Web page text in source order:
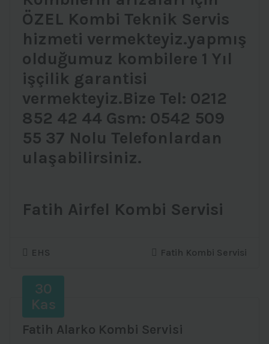
ÖZEL Kombi Teknik Servis
hizmeti vermekteyiz.yapmış
olduğumuz kombilere 1 Yıl
işçilik garantisi
vermekteyiz.Bize Tel: 0212
852 42 44 Gsm: 0542 509
55 37 Nolu Telefonlardan
ulaşabilirsiniz.
Fatih Airfel Kombi Servisi
EHS Fatih Kombi Servisi
30
Kas
Fatih Alarko Kombi Servisi